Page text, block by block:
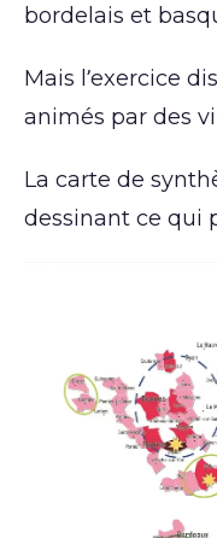
bordelais et
Mais l’exercice
animés par des
La carte de
dessinant ce qui